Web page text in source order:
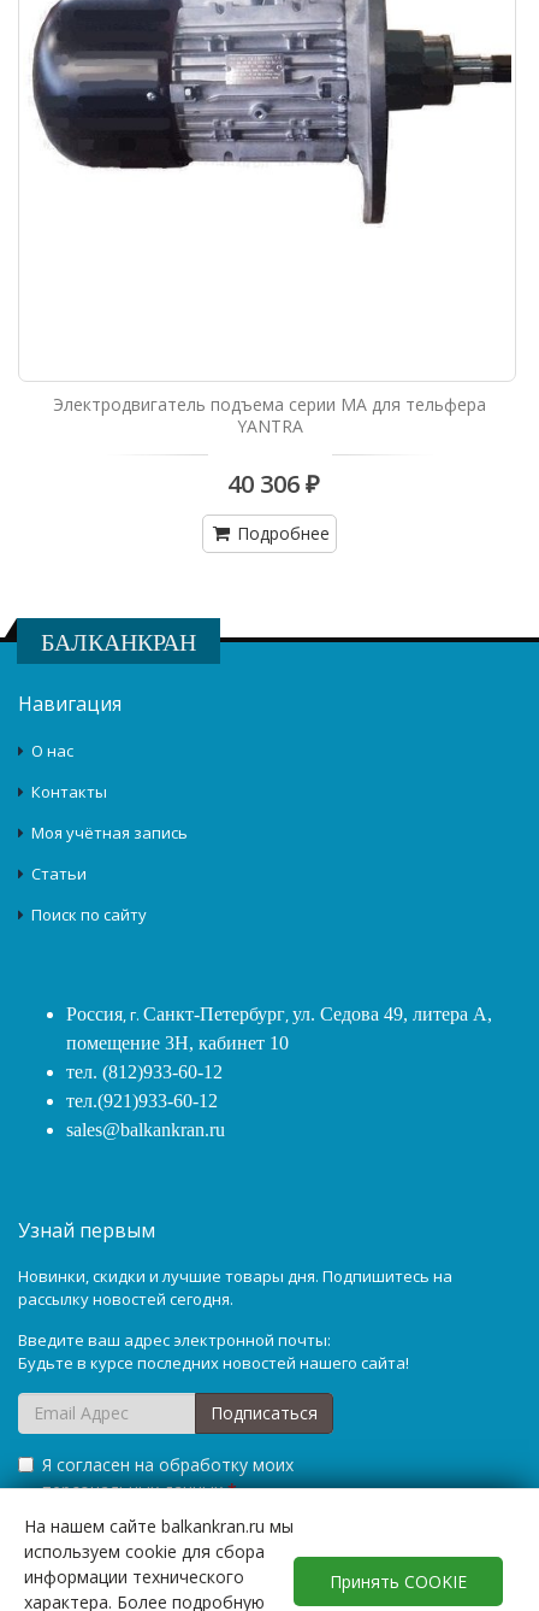
Электродвигатель подъема серии МА для тельфера
YANTRA
40 306 ₽
Подробнее
БАЛКАНКРАН
Навигация
О нас
Контакты
Моя учётная запись
Статьи
Поиск по сайту
Россия, г. Санкт-Петербург,ул. Седова 49, литера А,
помещение 3Н, кабинет 10
тел. (812)933-60-12
тел.(921)933-60-12
sales@balkankran.ru
Узнай первым
Новинки, скидки и лучшие товары дня. Подпишитесь на
рассылку новостей сегодня.
Введите ваш адрес электронной почты:
Будьте в курсе последних новостей нашего сайта!
Я согласен на обработку моих
персональных данных *
Подписаться
На нашем сайте balkankran.ru мы
используем cookie для сбора
информации технического
характера. Более подробную
Принять COOKIE